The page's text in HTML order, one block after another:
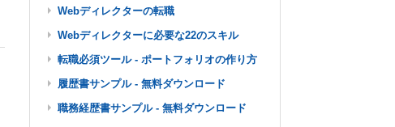
Webディレクターの転職
Webディレクターに必要な22のスキル
転職必須ツール - ポートフォリオの作り方
履歴書サンプル - 無料ダウンロード
職務経歴書サンプル - 無料ダウンロード